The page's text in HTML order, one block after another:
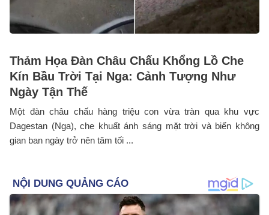
Thảm Họa Đàn Châu Chấu Khổng Lồ Che
Kín Bầu Trời Tại Nga: Cảnh Tượng Như
Ngày Tận Thế
Một đàn châu chấu hàng triệu con vừa tràn qua khu vực
Dagestan (Nga), che khuất ánh sáng mặt trời và biến không
gian ban ngày trở nên tăm tối ...